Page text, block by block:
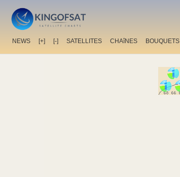
NEWS [+] [-] SATELLITES CHAîNES BOUQUETS